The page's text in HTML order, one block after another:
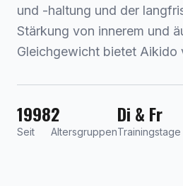
und -haltung und der
Stärkung von innerem und
Gleichgewicht bietet Aikido
1998
Seit
2
Altersgruppen
Di & Fr
Trainingstage